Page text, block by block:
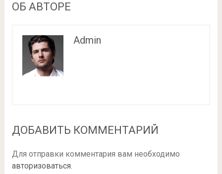
ОБ АВТОРЕ
Admin
ДОБАВИТЬ КОММЕНТАРИЙ
Для отправки комментария вам необходимо
авторизоваться.